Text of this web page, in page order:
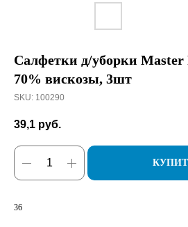
Салфетки д/уборки Master
70% вискозы, 3шт
SKU: 100290
39,1 руб.
36